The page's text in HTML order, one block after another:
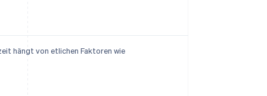
hängt von etlichen Faktoren wie